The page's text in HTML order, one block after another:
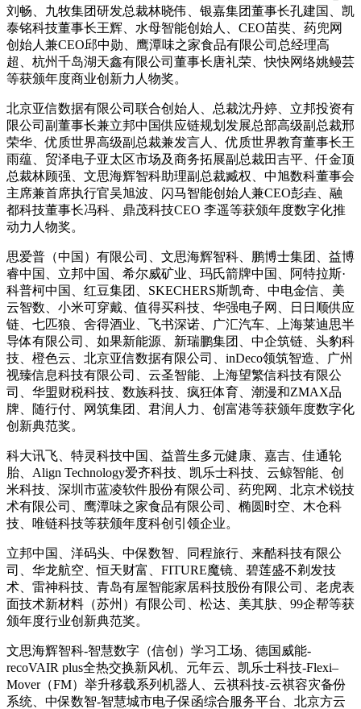
刘畅、九牧集团研发总裁林晓伟、银嘉集团董事长孔建国、凯
泰铭科技董事长王辉、水母智能创始人、CEO苗奘、药兜网
创始人兼CEO邱中勋、鹰潭味之家食品有限公司总经理高
超、杭州千岛湖天鑫有限公司董事长唐礼荣、快快网络姚鳗芸
等获颁年度商业创新力人物奖。
北京亚信数据有限公司联合创始人、总裁沈丹婷、立邦投资有
限公司副董事长兼立邦中国供应链规划发展总部高级副总裁邢
荣华、优质世界高级副总裁兼发言人、优质世界教育董事长王
雨蕴、贸泽电子亚太区市场及商务拓展副总裁田吉平、仟金顶
总裁林顾强、文思海辉智科助理副总裁臧权、中旭数科董事会
主席兼首席执行官吴旭波、闪马智能创始人兼CEO彭垚、融
都科技董事长冯科、鼎茂科技CEO 李遥等获颁年度数字化推
动力人物奖。
思爱普（中国）有限公司、文思海辉智科、鹏博士集团、益博
睿中国、立邦中国、希尔威矿业、玛氏箭牌中国、阿特拉斯·
科普柯中国、红豆集团、SKECHERS斯凯奇、中电金信、美
云智数、小米可穿戴、值得买科技、华强电子网、日日顺供应
链、七匹狼、舍得酒业、飞书深诺、广汇汽车、上海莱迪思半
导体有限公司、如果新能源、新瑞鹏集团、中企筑链、头豹科
技、橙色云、北京亚信数据有限公司、inDeco领筑智造、广州
视臻信息科技有限公司、云圣智能、上海望繁信科技有限公
司、华盟财税科技、数族科技、疯狂体育、潮漫和ZMAX品
牌、随行付、网筑集团、君润人力、创富港等获颁年度数字化
创新典范奖。
科大讯飞、特灵科技中国、益普生多元健康、嘉吉、佳通轮
胎、Align Technology爱齐科技、凯乐士科技、云鲸智能、创
米科技、深圳市蓝凌软件股份有限公司、药兜网、北京术锐技
术有限公司、鹰潭味之家食品有限公司、椭圆时空、木仓科
技、唯链科技等获颁年度科创引领企业。
立邦中国、洋码头、中保数智、同程旅行、来酷科技有限公
司、华龙航空、恒天财富、FITURE魔镜、碧莲盛不剃发技
术、雷神科技、青岛有屋智能家居科技股份有限公司、老虎表
面技术新材料（苏州）有限公司、松达、美其肤、99企帮等获
颁年度行业创新典范奖。
文思海辉智科-智慧数字（信创）学习工场、德国威能-
recoVAIR plus全热交换新风机、元年云、凯乐士科技-Flexi‒
Mover（FM）举升移载系列机器人、云祺科技-云祺容灾备份
系统、中保数智-智慧城市电子保函综合服务平台、北京方云